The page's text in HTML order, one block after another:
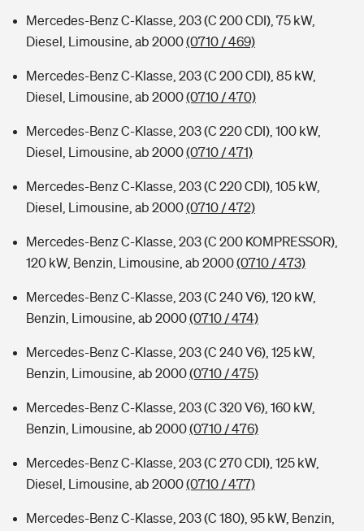
Mercedes-Benz C-Klasse, 203 (C 200 CDI), 75 kW,
Diesel, Limousine, ab 2000(0710 / 469)
Mercedes-Benz C-Klasse, 203 (C 200 CDI), 85 kW,
Diesel, Limousine, ab 2000(0710 / 470)
Mercedes-Benz C-Klasse, 203 (C 220 CDI), 100 kW,
Diesel, Limousine, ab 2000(0710 / 471)
Mercedes-Benz C-Klasse, 203 (C 220 CDI), 105 kW,
Diesel, Limousine, ab 2000(0710 / 472)
Mercedes-Benz C-Klasse, 203 (C 200 KOMPRESSOR),
120 kW, Benzin, Limousine, ab 2000(0710 / 473)
Mercedes-Benz C-Klasse, 203 (C 240 V6), 120 kW,
Benzin, Limousine, ab 2000(0710 / 474)
Mercedes-Benz C-Klasse, 203 (C 240 V6), 125 kW,
Benzin, Limousine, ab 2000(0710 / 475)
Mercedes-Benz C-Klasse, 203 (C 320 V6), 160 kW,
Benzin, Limousine, ab 2000(0710 / 476)
Mercedes-Benz C-Klasse, 203 (C 270 CDI), 125 kW,
Diesel, Limousine, ab 2000(0710 / 477)
Mercedes-Benz C-Klasse, 203 (C 180), 95 kW, Benzin,